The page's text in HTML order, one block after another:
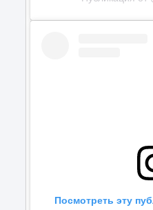
Посмотреть эту